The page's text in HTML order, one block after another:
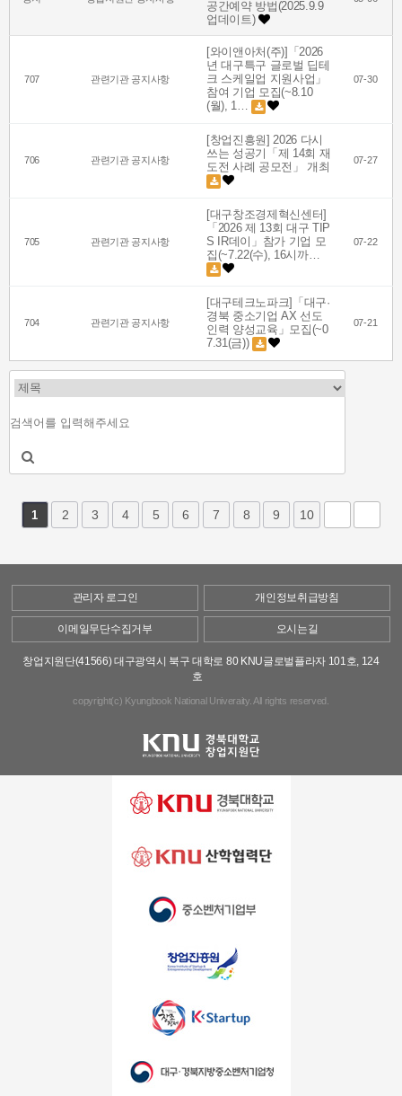
공간예약 방법(2025.9.9
업데이트)
707 관련기관 공지사항
[와이앤아처(주)]「2026
년 대구특구 글로벌 딥테
크 스케일업 지원사업」
참여 기업 모집(~8.10
(월), 1…
07-30
706 관련기관 공지사항
[창업진흥원] 2026 다시
쓰는 성공기「제 14회 재
도전 사례 공모전」 개최
07-27
705 관련기관 공지사항
[대구창조경제혁신센터]
「2026 제 13회 대구 TIP
S IR데이」참가 기업 모
집(~7.22(수), 16시까…
07-22
704 관련기관 공지사항
[대구테크노파크]「대구·
경북 중소기업 AX 선도
인력 양성교육」모집(~0
7.31(금))
07-21
1 2 3 4 5 6 7 8 9 10
관리자 로그인 개인정보취급방침
이메일무단수집거부 오시는길
창업지원단(41566) 대구광역시 북구 대학로 80 KNU글로벌플라자 101호, 124
호
copyright(c) Kyungbook National Univeraity. All rights reserved.